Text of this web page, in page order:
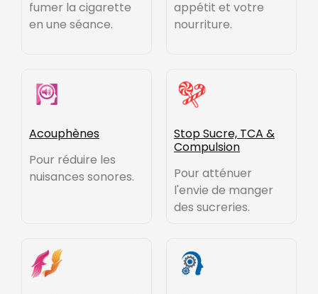
fumer la cigarette
en une séance.
appétit et votre
nourriture.
Acouphènes
Pour réduire les
nuisances sonores.
Stop Sucre, TCA &
Compulsion
Pour atténuer
l'envie de manger
des sucreries.